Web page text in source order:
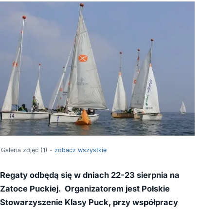
Galeria zdjęć (1) - zobacz wszystkie
Regaty odbędą się w dniach 22-23 sierpnia na
Zatoce Puckiej. Organizatorem jest Polskie
Stowarzyszenie Klasy Puck, przy współpracy